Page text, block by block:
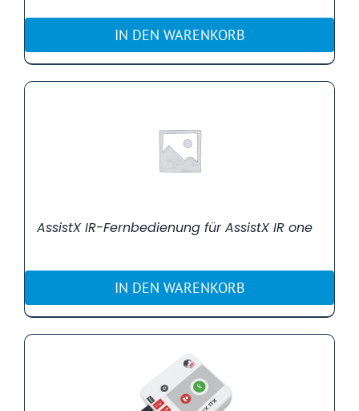
IN DEN WARENKORB
AssistX IR-Fernbedienung für AssistX IR one
IN DEN WARENKORB